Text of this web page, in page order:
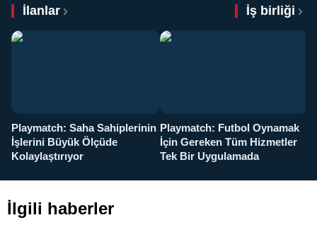
İlanlar İş birliği
Playmatch: Saha Sahiplerinin
İşlerini Büyük Ölçüde
Kolaylaştırıyor
Playmatch: Futbol Oynamak
İçin Gereken Tüm Hizmetler
Tek Bir Uygulamada
İlgili haberler